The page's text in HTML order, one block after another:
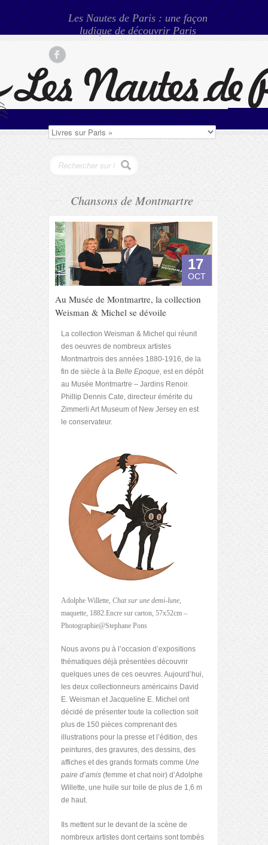
Les Nautes de Paris : une façon
ludique de découvrir Paris
Chansons de Montmartre
17
OCT
Au Musée de Montmartre, la collection
Weisman & Michel se dévoile
La collection Weisman & Michel qui réunit
des oeuvres de nombreux artistes
Montmartrois des années 1880-1916, de la
fin de siècle à la Belle Epoque, est en dépôt
au Musée Montmartre – Jardins Renoir.
Phillip Dennis Cate, directeur émérite du
Zimmerli Art Museum of New Jersey en est
le conservateur.
Adolphe Willette, Chat sur une demi-lune,
maquette, 1882.Encre sur carton, 57x52cm –
Photographie@Stephane Pons
Nous avons pu à l’occasion d’expositions
thématiques déjà présentées découvrir
quelques unes de ces oeuvres. Aujourd’hui,
les deux collectionneurs américains David
E. Weisman et Jacqueline E. Michel ont
décidé de présenter toute la collection soit
plus de 150 pièces comprenant des
illustrations pour la presse et l’édition, des
peintures, des gravures, des dessins, des
affiches et des grands formats comme Une
paire d’amis (femme et chat noir) d’Adolphe
Willette, une huile sur toile de plus de 1,6 m
de haut.
Ils mettent sur le devant de la scène de
nombreux artistes dont certains sont tombés